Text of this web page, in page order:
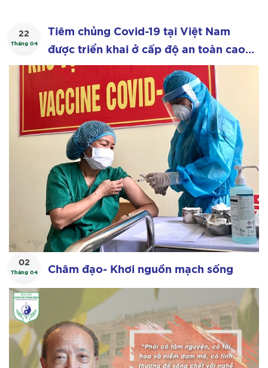
22
Tháng 04
Tiêm chủng Covid-19 tại Việt Nam
được triển khai ở cấp độ an toàn cao
nhất
02
Tháng 04 Châm đạo- Khơi nguồn mạch sống